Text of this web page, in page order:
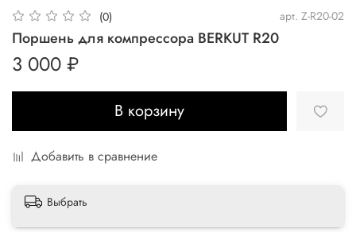
(0) арт. Z-R20-02
Поршень для компрессора BERKUT R20
3 000 ₽
В корзину
Добавить в сравнение
Выбрать